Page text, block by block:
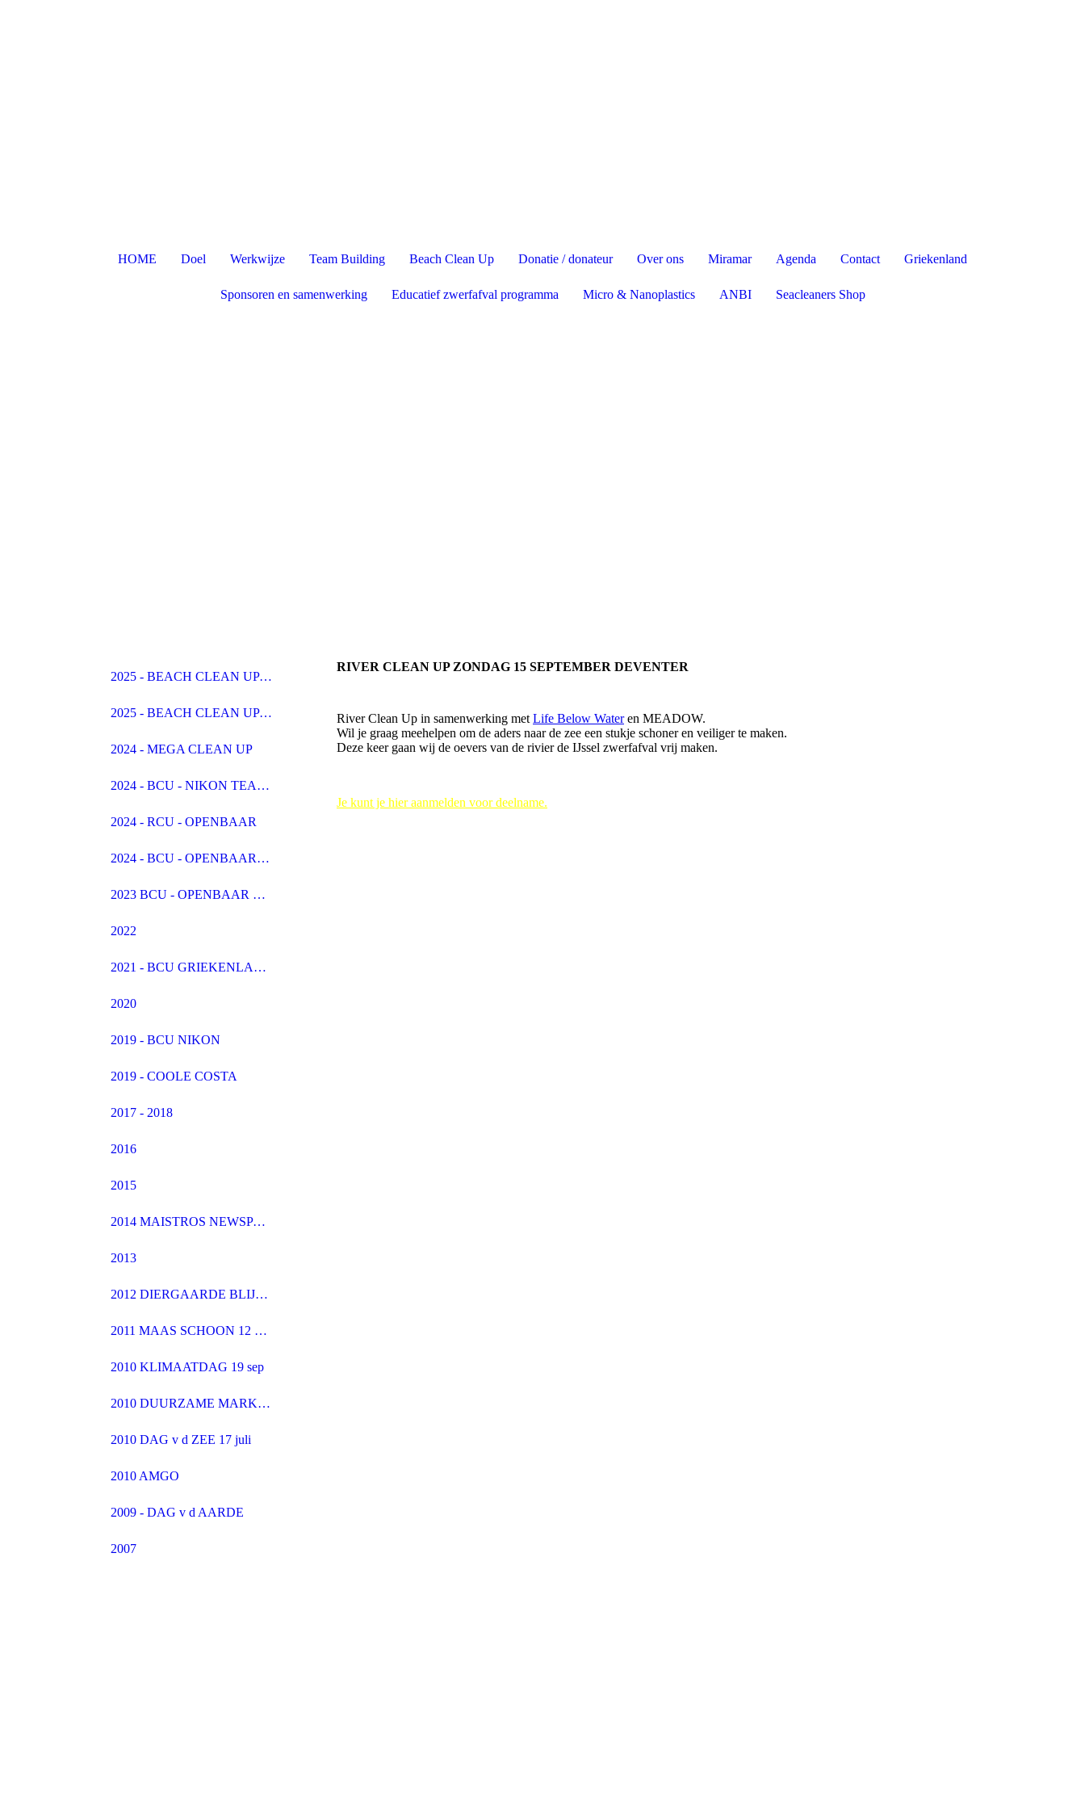
HOME Doel Werkwijze Team Building Beach Clean Up Donatie / donateur Over ons Miramar Agenda Contact Griekenland
Sponsoren en samenwerking Educatief zwerfafval programma Micro & Nanoplastics ANBI Seacleaners Shop
2025 - BEACH CLEAN UP - NIKON EUROPE
2025 - BEACH CLEAN UP - 02-03-2025
2024 - MEGA CLEAN UP
2024 - BCU - NIKON TEAMBUILDING
2024 - RCU - OPENBAAR
2024 - BCU - OPENBAAR - NOORDWIJK
2023 BCU - OPENBAAR EN NIKON
2022
2021 - BCU GRIEKENLAND
2020
2019 - BCU NIKON
2019 - COOLE COSTA
2017 - 2018
2016
2015
2014 MAISTROS NEWSPAPER
2013
2012 DIERGAARDE BLIJDORP
2011 MAAS SCHOON 12 maart
2010 KLIMAATDAG 19 sep
2010 DUURZAME MARKT 28 aug
2010 DAG v d ZEE 17 juli
2010 AMGO
2009 - DAG v d AARDE
2007
RIVER CLEAN UP ZONDAG 15 SEPTEMBER DEVENTER
River Clean Up in samenwerking met Life Below Wateren MEADOW.
Wil je graag meehelpen om de aders naar de zee een stukje schoner en veiliger te maken.
Deze keer gaan wij de oevers van de rivier de IJssel zwerfafval vrij maken.
Je kunt je hier aanmelden voor deelname.